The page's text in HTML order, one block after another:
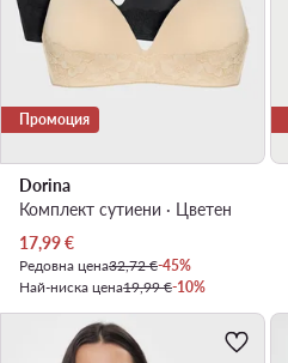
Промоция
Dorina
Комплект сутиени · Цветен
Актуална цена
17,99€
Редовна цена32,72 €-45%
Най-ниска цена19,99 €-10%